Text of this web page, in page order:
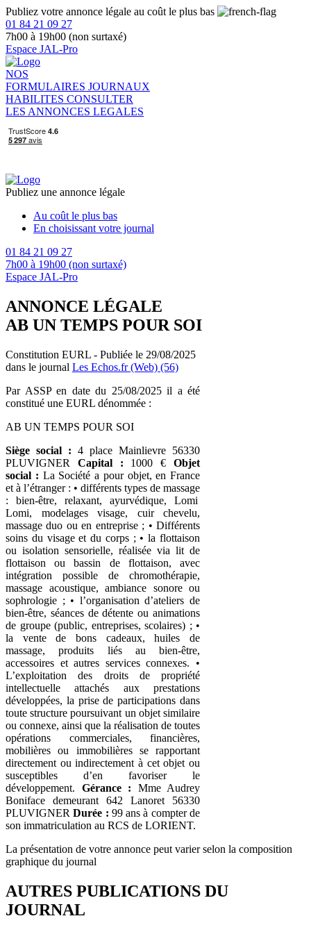
Publiez votre annonce légale au coût le plus bas
01 84 21 09 27
7h00 à 19h00 (non surtaxé)
Espace JAL-Pro
NOS
FORMULAIRES JOURNAUX
HABILITES CONSULTER
LES ANNONCES LEGALES
Publiez une annonce légale
Au coût le plus bas
En choisissant votre journal
01 84 21 09 27
7h00 à 19h00 (non surtaxé)
Espace JAL-Pro
ANNONCE LÉGALE
AB UN TEMPS POUR SOI
Constitution EURL - Publiée le 29/08/2025
dans le journal Les Echos.fr (Web) (56)
Par ASSP en date du 25/08/2025 il a été
constitué une EURL dénommée :
AB UN TEMPS POUR SOI
Siège social : 4 place Mainlievre 56330
PLUVIGNER Capital : 1000 €Objet
social : La Société a pour objet, en France
et à l’étranger : • différents types de massage
: bien-être, relaxant, ayurvédique, Lomi
Lomi, modelages visage, cuir chevelu,
massage duo ou en entreprise ; • Différents
soins du visage et du corps ; • la flottaison
ou isolation sensorielle, réalisée via lit de
flottaison ou bassin de flottaison, avec
intégration possible de chromothérapie,
massage acoustique, ambiance sonore ou
sophrologie ; • l’organisation d’ateliers de
bien-être, séances de détente ou animations
de groupe (public, entreprises, scolaires) ; •
la vente de bons cadeaux, huiles de
massage, produits liés au bien-être,
accessoires et autres services connexes. •
L’exploitation des droits de propriété
intellectuelle attachés aux prestations
développées, la prise de participations dans
toute structure poursuivant un objet similaire
ou connexe, ainsi que la réalisation de toutes
opérations commerciales, financières,
mobilières ou immobilières se rapportant
directement ou indirectement à cet objet ou
susceptibles d’en favoriser le
développement. Gérance : Mme Audrey
Boniface demeurant 642 Lanoret 56330
PLUVIGNERDurée : 99 ans à compter de
son immatriculation au RCS de LORIENT.
La présentation de votre annonce peut varier selon la composition
graphique du journal
AUTRES PUBLICATIONS DU
JOURNAL